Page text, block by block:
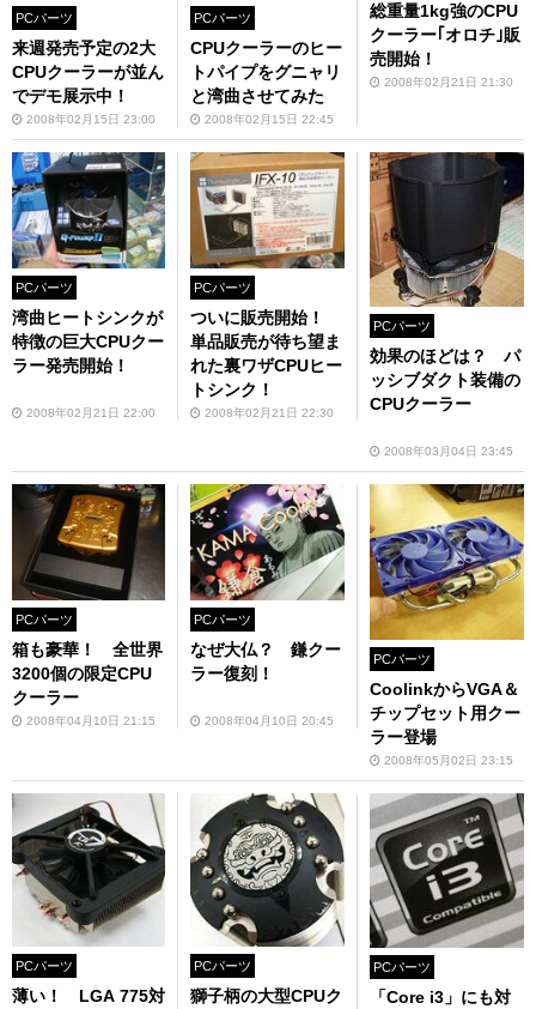
PCパーツ
来週発売予定の2大
CPUクーラーが並ん
でデモ展示中！
2008年02月15日 23:00
PCパーツ
CPUクーラーのヒー
トパイプをグニャリ
と湾曲させてみた
2008年02月15日 22:45
総重量1kg強のCPU
クーラー｢オロチ｣販
売開始！
2008年02月21日 21:30
PCパーツ
湾曲ヒートシンクが
特徴の巨大CPUクー
ラー発売開始！
2008年02月21日 22:00
PCパーツ
ついに販売開始！
単品販売が待ち望ま
れた裏ワザCPUヒー
トシンク！
2008年02月21日 22:30
PCパーツ
効果のほどは？ パ
ッシブダクト装備の
CPUクーラー
2008年03月04日 23:45
PCパーツ
箱も豪華！ 全世界
3200個の限定CPU
クーラー
2008年04月10日 21:15
PCパーツ
なぜ大仏？ 鎌クー
ラー復刻！
2008年04月10日 20:45
PCパーツ
CoolinkからVGA＆
チップセット用クー
ラー登場
2008年05月02日 23:15
PCパーツ
薄い！ LGA 775対
PCパーツ
獅子柄の大型CPUク
PCパーツ
「Core i3」にも対